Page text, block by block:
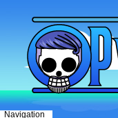
Navigation